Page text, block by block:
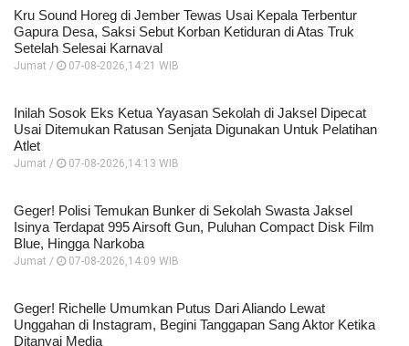
Kru Sound Horeg di Jember Tewas Usai Kepala Terbentur
Gapura Desa, Saksi Sebut Korban Ketiduran di Atas Truk
Setelah Selesai Karnaval
Jumat / 07-08-2026,14:21 WIB
Inilah Sosok Eks Ketua Yayasan Sekolah di Jaksel Dipecat
Usai Ditemukan Ratusan Senjata Digunakan Untuk Pelatihan
Atlet
Jumat / 07-08-2026,14:13 WIB
Geger! Polisi Temukan Bunker di Sekolah Swasta Jaksel
Isinya Terdapat 995 Airsoft Gun, Puluhan Compact Disk Film
Blue, Hingga Narkoba
Jumat / 07-08-2026,14:09 WIB
Geger! Richelle Umumkan Putus Dari Aliando Lewat
Unggahan di Instagram, Begini Tanggapan Sang Aktor Ketika
Ditanyai Media